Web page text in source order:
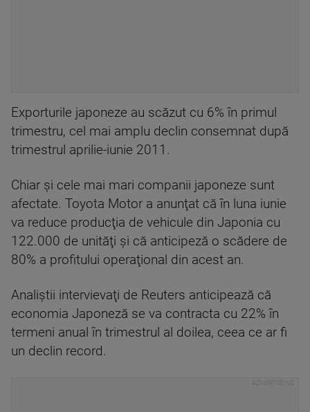
Exporturile japoneze au scăzut cu 6% în primul
trimestru, cel mai amplu declin consemnat după
trimestrul aprilie-iunie 2011.
Chiar şi cele mai mari companii japoneze sunt
afectate. Toyota Motor a anunţat că în luna iunie
va reduce producţia de vehicule din Japonia cu
122.000 de unităţi şi că anticipeză o scădere de
80% a profitului operaţional din acest an.
Analiştii intervievaţi de Reuters anticipează că
economia Japoneză se va contracta cu 22% în
termeni anual în trimestrul al doilea, ceea ce ar fi
un declin record.